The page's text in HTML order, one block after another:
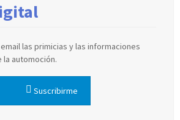
las primicias y las informaciones
la automoción.
Suscribirme